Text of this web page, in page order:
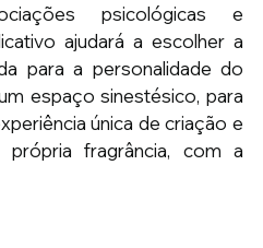
psicológicas e
ajudará a escolher a
para a personalidade do
espaço sinestésico, para
única de criação e
própria fragrância, com a